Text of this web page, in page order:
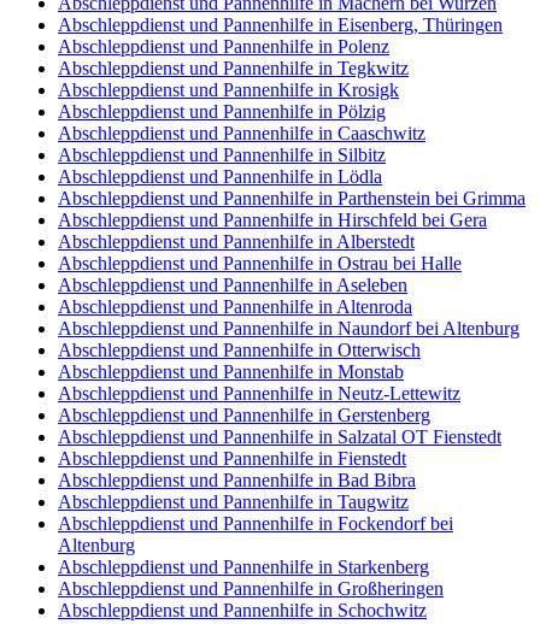
Abschleppdienst und Pannenhilfe in Eisenberg, Thüringen
Abschleppdienst und Pannenhilfe in Polenz
Abschleppdienst und Pannenhilfe in Tegkwitz
Abschleppdienst und Pannenhilfe in Krosigk
Abschleppdienst und Pannenhilfe in Pölzig
Abschleppdienst und Pannenhilfe in Caaschwitz
Abschleppdienst und Pannenhilfe in Silbitz
Abschleppdienst und Pannenhilfe in Lödla
Abschleppdienst und Pannenhilfe in Parthenstein bei Grimma
Abschleppdienst und Pannenhilfe in Hirschfeld bei Gera
Abschleppdienst und Pannenhilfe in Alberstedt
Abschleppdienst und Pannenhilfe in Ostrau bei Halle
Abschleppdienst und Pannenhilfe in Aseleben
Abschleppdienst und Pannenhilfe in Altenroda
Abschleppdienst und Pannenhilfe in Naundorf bei Altenburg
Abschleppdienst und Pannenhilfe in Otterwisch
Abschleppdienst und Pannenhilfe in Monstab
Abschleppdienst und Pannenhilfe in Neutz-Lettewitz
Abschleppdienst und Pannenhilfe in Gerstenberg
Abschleppdienst und Pannenhilfe in Salzatal OT Fienstedt
Abschleppdienst und Pannenhilfe in Fienstedt
Abschleppdienst und Pannenhilfe in Bad Bibra
Abschleppdienst und Pannenhilfe in Taugwitz
Abschleppdienst und Pannenhilfe in Fockendorf bei
Altenburg
Abschleppdienst und Pannenhilfe in Starkenberg
Abschleppdienst und Pannenhilfe in Großheringen
Abschleppdienst und Pannenhilfe in Schochwitz